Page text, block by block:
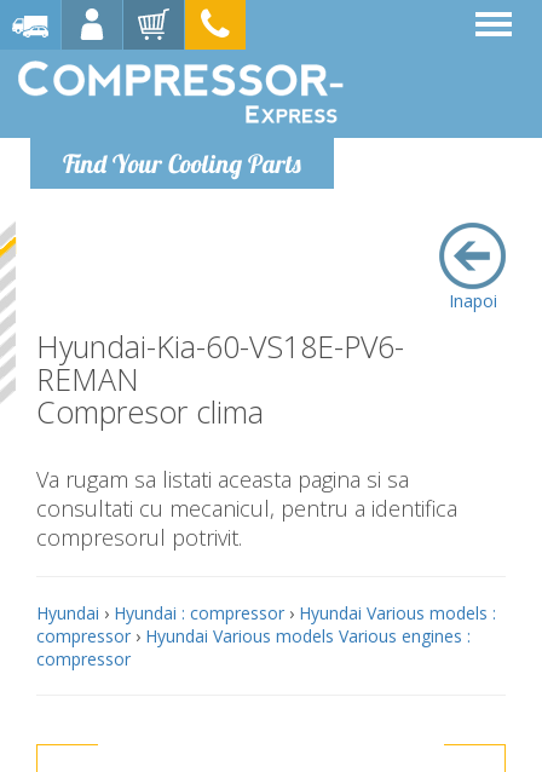
Find Your Cooling Parts
Inapoi
Hyundai-Kia-60-VS18E-PV6-
REMAN
Compresor clima
Va rugam sa listati aceasta pagina si sa
consultati cu mecanicul, pentru a identifica
compresorul potrivit.
Hyundai › Hyundai : compressor › Hyundai Various models :
compressor › Hyundai Various models Various engines :
compressor